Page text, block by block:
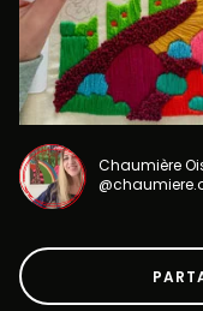
Chaumière